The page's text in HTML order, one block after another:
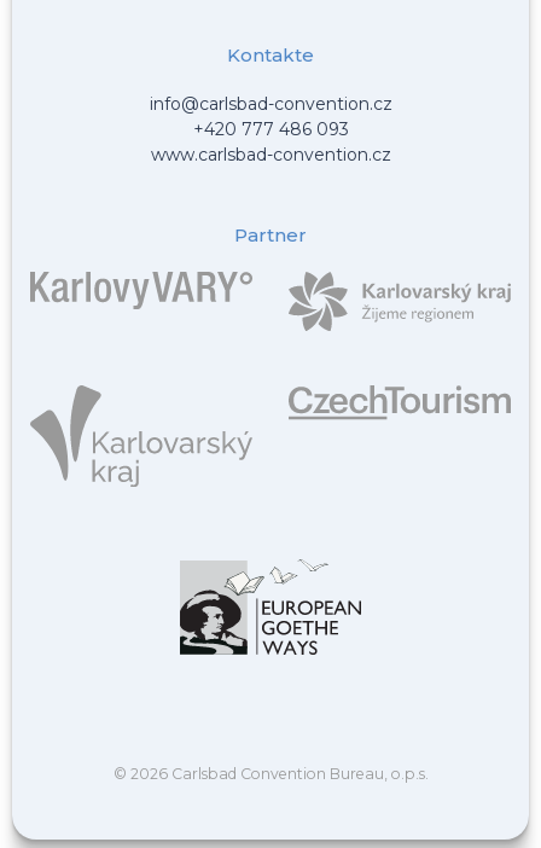
Kontakte
info@carlsbad-convention.cz
+420 777 486 093
www.carlsbad-convention.cz
Partner
© 2026 Carlsbad Convention Bureau, o.p.s.